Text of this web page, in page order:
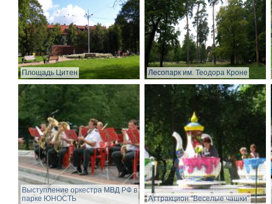
Площадь Цитен Лесопарк им. Теодора Кроне
Выступление оркестра МВД РФ в
парке ЮНОСТЬ
Аттракцион "Веселые чашки"